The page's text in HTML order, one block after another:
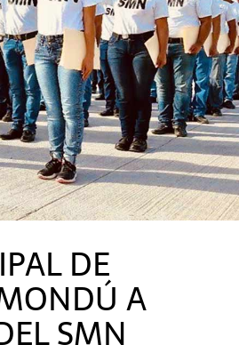
DE
A
SMN